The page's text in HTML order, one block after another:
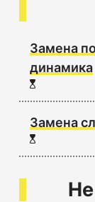
Замена
динамика
Замена